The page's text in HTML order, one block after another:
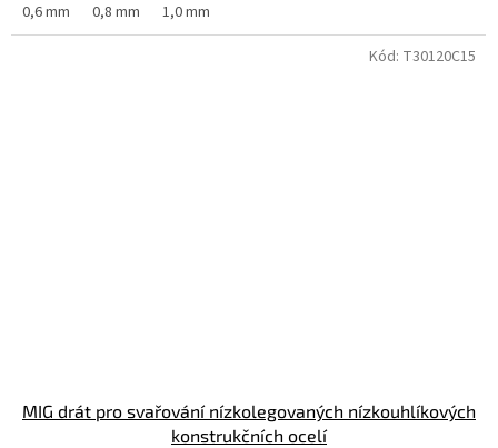
hvězdiček.
0,6 mm 0,8 mm 1,0 mm
MIG drát pro svařování nízkolegovaných nízkouhlíkových
konstrukčních ocelí
Kód: T30120C15